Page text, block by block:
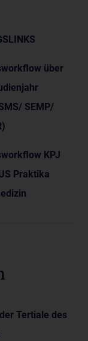
über
SEMP/
KPJ
Praktika
Tertiale des